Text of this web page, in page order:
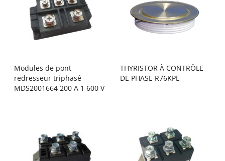
Modules de pont
redresseur triphasé
MDS2001664 200 A 1 600 V
THYRISTOR À CONTRÔLE
DE PHASE R76KPE